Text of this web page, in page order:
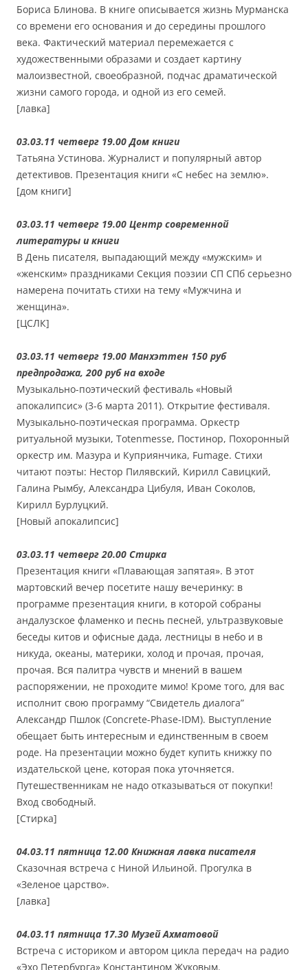
Бориса Блинова. В книге описывается жизнь Мурманска
со времени его основания и до середины прошлого
века. Фактический материал перемежается с
художественными образами и создает картину
малоизвестной, своеобразной, подчас драматической
жизни самого города, и одной из его семей.
[лавка]
03.03.11 четверг 19.00 Дом книги
Татьяна Устинова. Журналист и популярный автор
детективов. Презентация книги «С небес на землю».
[дом книги]
03.03.11 четверг 19.00 Центр современной
литературы и книги
В День писателя, выпадающий между «мужским» и
«женским» праздниками Секция поэзии СП СПб серьезно
намерена почитать стихи на тему «Мужчина и
женщина».
[ЦСЛК]
03.03.11 четверг 19.00 Манхэттен 150 руб
предпродажа, 200 руб на входе
Музыкально-поэтический фестиваль «Новый
апокалипсис» (3-6 марта 2011). Открытие фестиваля.
Музыкально-поэтическая программа. Оркестр
ритуальной музыки, Totenmesse, Постинор, Похоронный
оркестр им. Мазура и Куприянчика, Fumage. Стихи
читают поэты: Нестор Пилявский, Кирилл Савицкий,
Галина Рымбу, Александра Цибуля, Иван Соколов,
Кирилл Бурлуцкий.
[Новый апокалипсис]
03.03.11 четверг 20.00 Стирка
Презентация книги «Плавающая запятая». В этот
мартовский вечер посетите нашу вечеринку: в
программе презентация книги, в которой собраны
андалузское фламенко и песнь песней, ультразвуковые
беседы китов и офисные дада, лестницы в небо и в
никуда, океаны, материки, холод и прочая, прочая,
прочая. Вся палитра чувств и мнений в вашем
распоряжении, не проходите мимо! Кроме того, для вас
исполнит свою программу “Свидетель диалога”
Александр Пшлок (Concrete-Phase-IDM). Выступление
обещает быть интересным и единственным в своем
роде. На презентации можно будет купить книжку по
издательской цене, которая пока уточняется.
Путешественникам не надо отказываться от покупки!
Вход свободный.
[Стирка]
04.03.11 пятница 12.00 Книжная лавка писателя
Сказочная встреча с Ниной Ильиной. Прогулка в
«Зеленое царство».
[лавка]
04.03.11 пятница 17.30 Музей Ахматовой
Встреча с историком и автором цикла передач на радио
«Эхо Петербурга» Константином Жуковым.